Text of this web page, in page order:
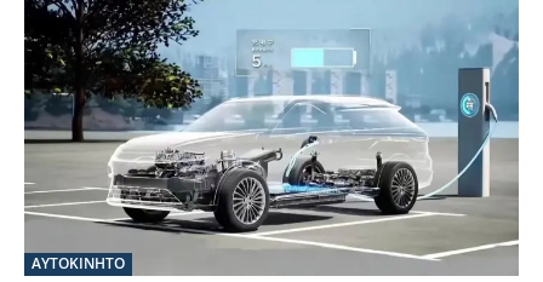
ΑΥΤΟΚΙΝΗΤΟ